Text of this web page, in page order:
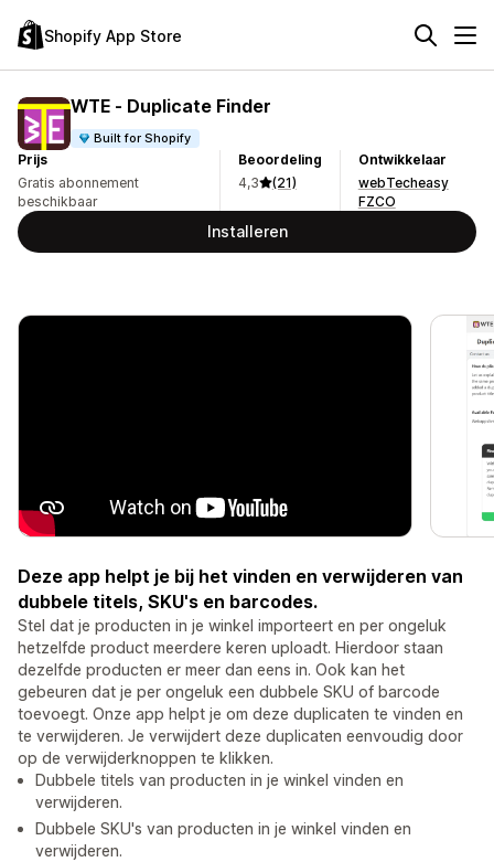
Shopify App Store
WTE ‑ Duplicate Finder
Built for Shopify
Prijs
Gratis abonnement
beschikbaar
Beoordeling
4,3
(21)
Ontwikkelaar
webTecheasy
FZCO
Installeren
Deze app helpt je bij het vinden en verwijderen van
dubbele titels, SKU's en barcodes.
Stel dat je producten in je winkel importeert en per ongeluk
hetzelfde product meerdere keren uploadt. Hierdoor staan
dezelfde producten er meer dan eens in. Ook kan het
gebeuren dat je per ongeluk een dubbele SKU of barcode
toevoegt. Onze app helpt je om deze duplicaten te vinden en
te verwijderen. Je verwijdert deze duplicaten eenvoudig door
op de verwijderknoppen te klikken.
Dubbele titels van producten in je winkel vinden en
verwijderen.
Dubbele SKU's van producten in je winkel vinden en
verwijderen.